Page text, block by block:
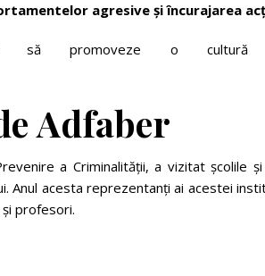
agresive și încurajarea
să promoveze o
Adfaber
a Criminalității, a vizitat școlile
Anul acesta reprezentanți ai acestei
profesori.